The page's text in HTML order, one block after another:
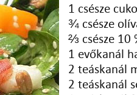
1 csésze
¾ csésze
⅔ csésze 10
1 evőkanál
2 teáskanál
2 teáskanál